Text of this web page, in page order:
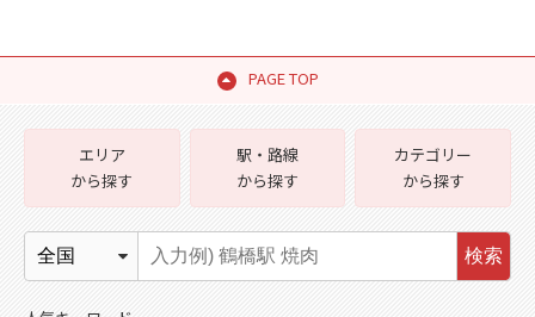
PAGE TOP
エリア
から探す
駅・路線
から探す
カテゴリー
から探す
検索